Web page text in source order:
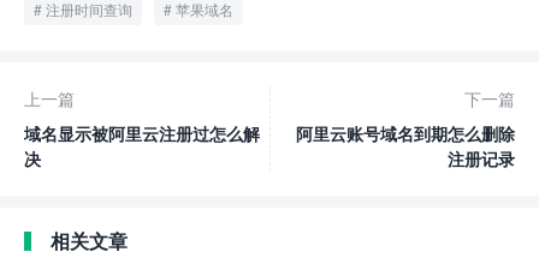
注册时间查询 苹果域名
上一篇
域名显示被阿里云注册过怎么解
决
下一篇
阿里云账号域名到期怎么删除
注册记录
相关文章